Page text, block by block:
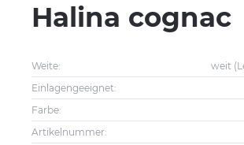
Halina cognac
Weite:
weit
Einlagengeeignet:
Farbe:
Artikelnummer: